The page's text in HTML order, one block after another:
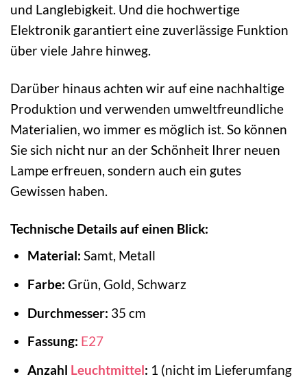
und Langlebigkeit. Und die hochwertige
Elektronik garantiert eine zuverlässige Funktion
über viele Jahre hinweg.
Darüber hinaus achten wir auf eine nachhaltige
Produktion und verwenden umweltfreundliche
Materialien, wo immer es möglich ist. So können
Sie sich nicht nur an der Schönheit Ihrer neuen
Lampe erfreuen, sondern auch ein gutes
Gewissen haben.
Technische Details auf einen Blick:
Material: Samt, Metall
Farbe: Grün, Gold, Schwarz
Durchmesser: 35 cm
Fassung: E27
Anzahl Leuchtmittel: 1 (nicht im Lieferumfang